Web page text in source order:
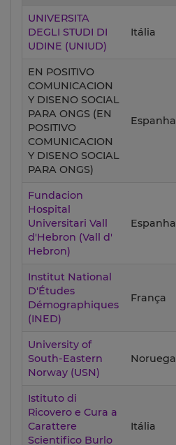
UNIVERSITA
DEGLI STUDI DI
UDINE (UNIUD)
Itália
EN POSITIVO
COMUNICACION
Y DISENO SOCIAL
PARA ONGS (EN
POSITIVO
COMUNICACION
Y DISENO SOCIAL
PARA ONGS)
Espanha
Fundacion
Hospital
Universitari Vall
d'Hebron (Vall d'
Hebron)
Espanha
Institut National
D'Études
Démographiques
(INED)
França
University of
South-Eastern
Norway (USN)
Noruega
Istituto di
Ricovero e Cura a
Carattere
Scientifico Burlo
Itália